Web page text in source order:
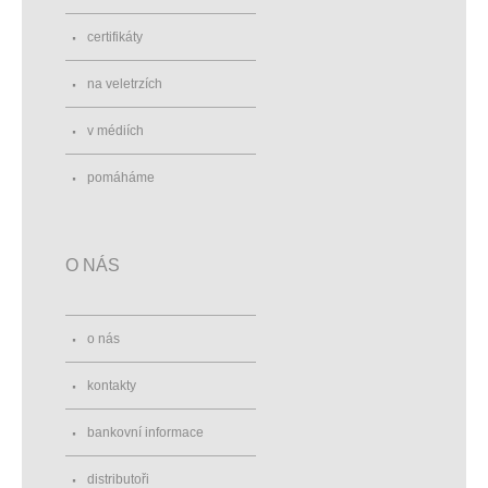
certifikáty
na veletrzích
v médiích
pomáháme
O NÁS
o nás
kontakty
bankovní informace
distributoři